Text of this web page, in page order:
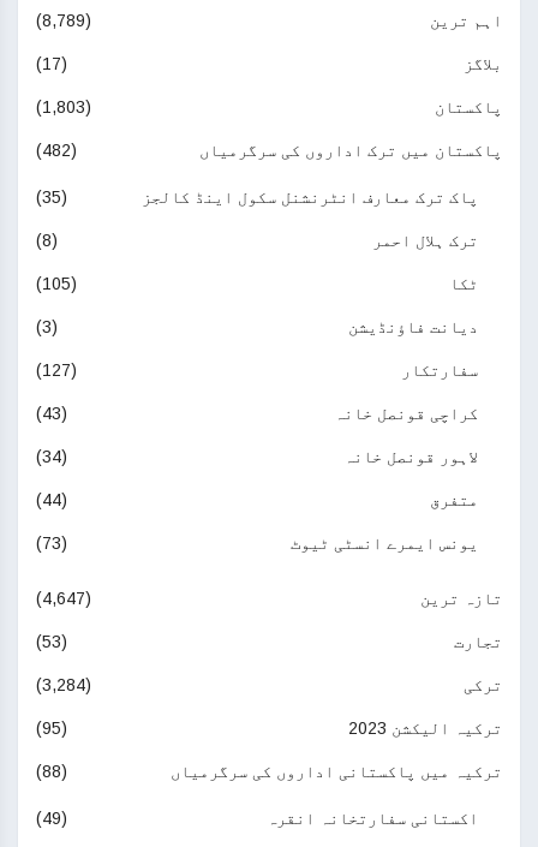
اہم ترین (8,789)
بلاگز (17)
پاکستان (1,803)
پاکستان میں ترک اداروں کی سرگرمیاں (482)
پاک ترک معارف انٹرنشنل سکول اینڈ کالجز (35)
ترک ہلال احمر (8)
ٹکا (105)
دیانت فاؤنڈیشن (3)
سفارتکار (127)
کراچی قونصل خانہ (43)
لاہور قونصل خانہ (34)
متفرق (44)
یونس ایمرے انسٹی ٹیوٹ (73)
تازہ ترین (4,647)
تجارت (53)
ترکی (3,284)
ترکیہ الیکشن 2023 (95)
ترکیہ میں پاکستانی اداروں کی سرگرمیاں (88)
اکستانی سفارتخانہ انقرہ (49)